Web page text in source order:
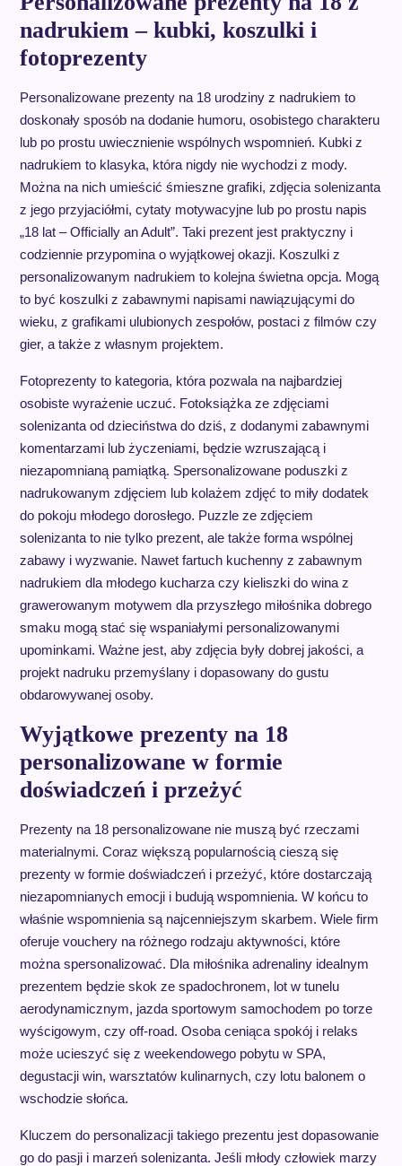
nadrukiem – kubki, koszulki i
fotoprezenty
Personalizowane prezenty na 18 urodziny z nadrukiem to
doskonały sposób na dodanie humoru, osobistego charakteru
lub po prostu uwiecznienie wspólnych wspomnień. Kubki z
nadrukiem to klasyka, która nigdy nie wychodzi z mody.
Można na nich umieścić śmieszne grafiki, zdjęcia solenizanta
z jego przyjaciółmi, cytaty motywacyjne lub po prostu napis
„18 lat – Officially an Adult”. Taki prezent jest praktyczny i
codziennie przypomina o wyjątkowej okazji. Koszulki z
personalizowanym nadrukiem to kolejna świetna opcja. Mogą
to być koszulki z zabawnymi napisami nawiązującymi do
wieku, z grafikami ulubionych zespołów, postaci z filmów czy
gier, a także z własnym projektem.
Fotoprezenty to kategoria, która pozwala na najbardziej
osobiste wyrażenie uczuć. Fotoksiążka ze zdjęciami
solenizanta od dzieciństwa do dziś, z dodanymi zabawnymi
komentarzami lub życzeniami, będzie wzruszającą i
niezapomnianą pamiątką. Spersonalizowane poduszki z
nadrukowanym zdjęciem lub kolażem zdjęć to miły dodatek
do pokoju młodego dorosłego. Puzzle ze zdjęciem
solenizanta to nie tylko prezent, ale także forma wspólnej
zabawy i wyzwanie. Nawet fartuch kuchenny z zabawnym
nadrukiem dla młodego kucharza czy kieliszki do wina z
grawerowanym motywem dla przyszłego miłośnika dobrego
smaku mogą stać się wspaniałymi personalizowanymi
upominkami. Ważne jest, aby zdjęcia były dobrej jakości, a
projekt nadruku przemyślany i dopasowany do gustu
obdarowywanej osoby.
Wyjątkowe prezenty na 18
personalizowane w formie
doświadczeń i przeżyć
Prezenty na 18 personalizowane nie muszą być rzeczami
materialnymi. Coraz większą popularnością cieszą się
prezenty w formie doświadczeń i przeżyć, które dostarczają
niezapomnianych emocji i budują wspomnienia. W końcu to
właśnie wspomnienia są najcenniejszym skarbem. Wiele firm
oferuje vouchery na różnego rodzaju aktywności, które
można spersonalizować. Dla miłośnika adrenaliny idealnym
prezentem będzie skok ze spadochronem, lot w tunelu
aerodynamicznym, jazda sportowym samochodem po torze
wyścigowym, czy off-road. Osoba ceniąca spokój i relaks
może ucieszyć się z weekendowego pobytu w SPA,
degustacji win, warsztatów kulinarnych, czy lotu balonem o
wschodzie słońca.
Kluczem do personalizacji takiego prezentu jest dopasowanie
go do pasji i marzeń solenizanta. Jeśli młody człowiek marzy